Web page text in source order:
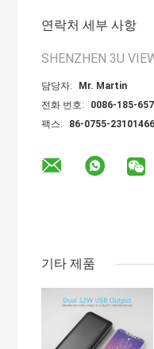
연락처 세부 사항
SHENZHEN 3U
담당자:
Mr. Martin
전화 번호:
0086-185-
팩스:
86-0755-23101466
기타 제품